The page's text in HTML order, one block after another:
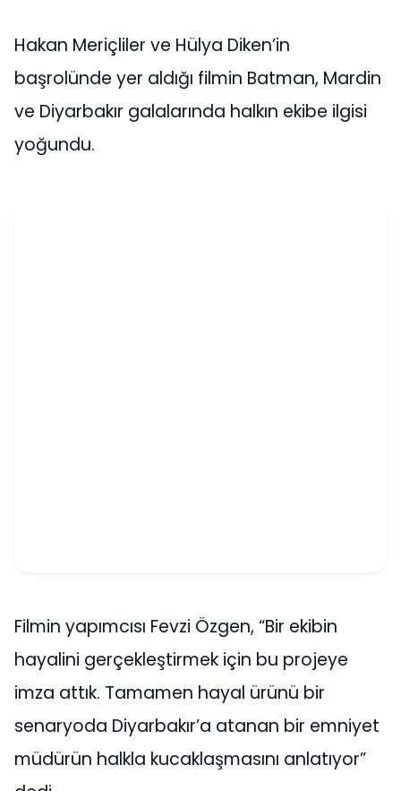
Hakan Meriçliler ve Hülya Diken’in
başrolünde yer aldığı filmin Batman, Mardin
ve Diyarbakır galalarında halkın ekibe ilgisi
yoğundu.
Filmin yapımcısı Fevzi Özgen, “Bir ekibin
hayalini gerçekleştirmek için bu projeye
imza attık. Tamamen hayal ürünü bir
senaryoda Diyarbakır’a atanan bir emniyet
müdürün halkla kucaklaşmasını anlatıyor”